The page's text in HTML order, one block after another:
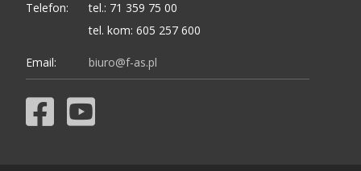
Telefon:
tel.: 71 359 75 00
tel. kom: 605 257 600
Email: biuro@f-as.pl